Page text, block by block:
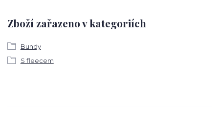
Zboží zařazeno v kategoriích
Bundy
S fleecem